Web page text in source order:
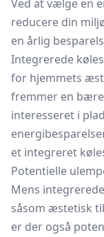
Ved at vælge en
reducere din
en årlig
Integrerede
for hjemmets
fremmer en
interesseret i
et integreret
Potentielle
Mens
såsom æstetisk
er der også